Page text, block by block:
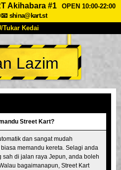
Akihabara #1
OPEN 10:00-22:00
📧 shina@kart.st
Tukar Kedai
UTAMA
Harga
Tokyo Akihabara#1
Tokyo Shibuya
Tokyo Bay
Lazim
Street Kart?
dan sangat mudah
memandu kereta. Selagi anda
sah di jalan raya Jepun, anda boleh
bagaimanapun, Street Kart